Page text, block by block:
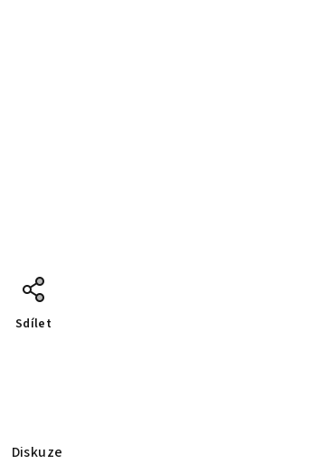
Sdílet
Diskuze